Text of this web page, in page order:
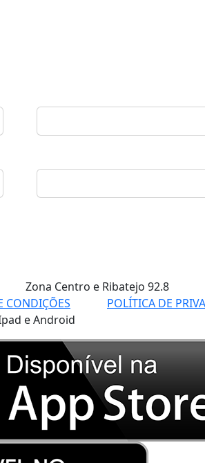
Zona Centro e Ribatejo 92.8
CONDIÇÕES POLÍTICA DE
e Android